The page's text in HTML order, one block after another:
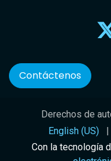
Contáctenos
Derechos de
English (US)
|
Con la tecnología